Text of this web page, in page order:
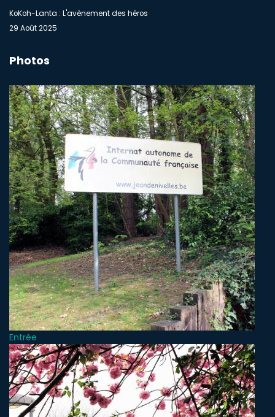
KoKoh-Lanta : L'avènement des héros
29 Août 2025
Photos
Entrée